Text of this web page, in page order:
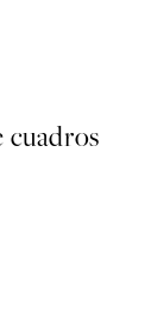
cuadros